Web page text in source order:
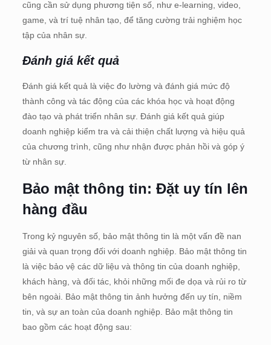
cũng cần sử dụng phương tiện số, như e-learning, video,
game, và trí tuệ nhân tạo, để tăng cường trải nghiệm học
tập của nhân sự.
Đánh giá kết quả
Đánh giá kết quả là việc đo lường và đánh giá mức độ
thành công và tác động của các khóa học và hoạt động
đào tạo và phát triển nhân sự. Đánh giá kết quả giúp
doanh nghiệp kiểm tra và cải thiện chất lượng và hiệu quả
của chương trình, cũng như nhận được phản hồi và góp ý
từ nhân sự.
Bảo mật thông tin: Đặt uy tín lên
hàng đầu
Trong kỷ nguyên số, bảo mật thông tin là một vấn đề nan
giải và quan trọng đối với doanh nghiệp. Bảo mật thông tin
là việc bảo vệ các dữ liệu và thông tin của doanh nghiệp,
khách hàng, và đối tác, khỏi những mối đe dọa và rủi ro từ
bên ngoài. Bảo mật thông tin ảnh hưởng đến uy tín, niềm
tin, và sự an toàn của doanh nghiệp. Bảo mật thông tin
bao gồm các hoạt động sau: